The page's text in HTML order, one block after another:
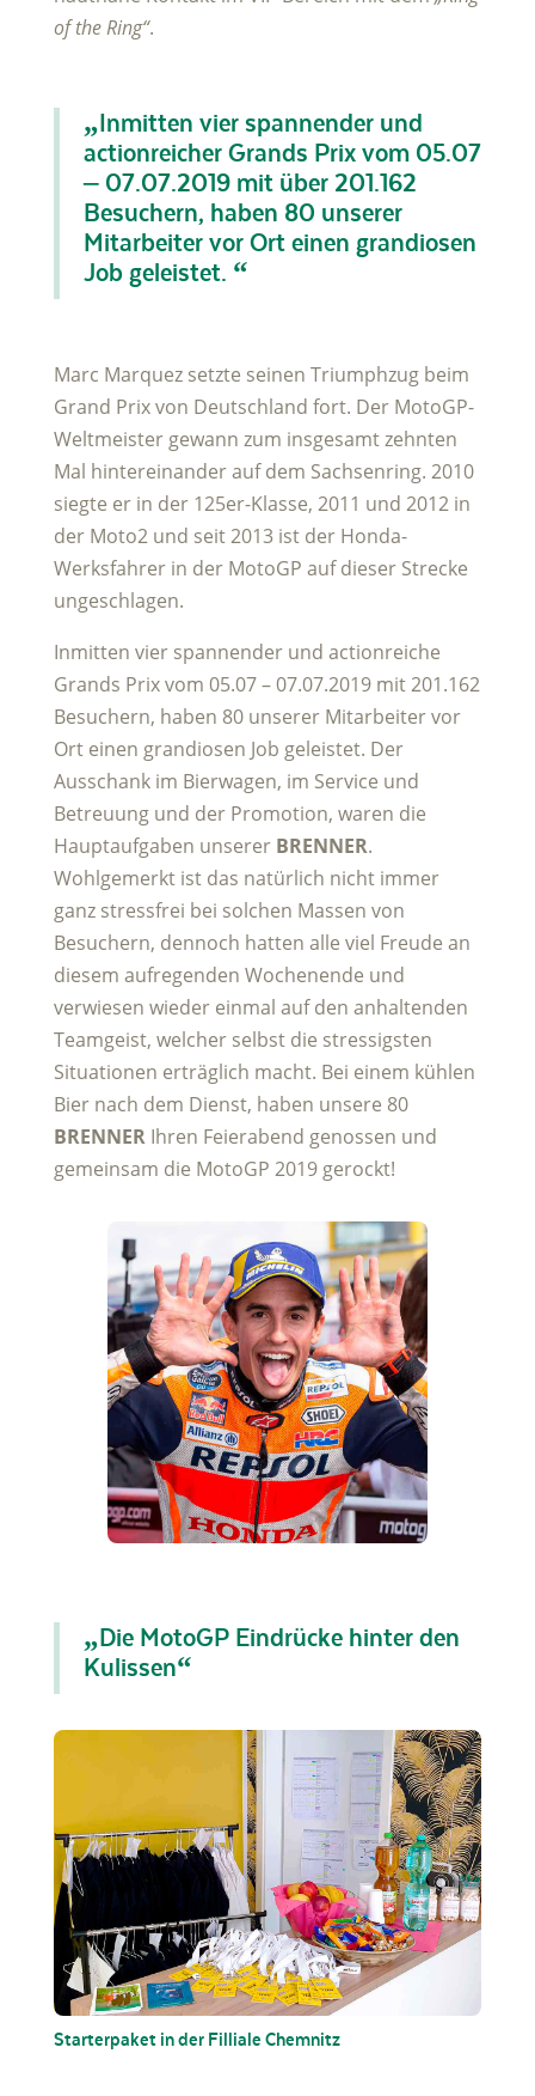
of the Ring“.
„Inmitten vier spannender und
actionreicher Grands Prix vom 05.07
– 07.07.2019 mit über 201.162
Besuchern, haben 80 unserer
Mitarbeiter vor Ort einen grandiosen
Job geleistet. “
Marc Marquez setzte seinen Triumphzug beim
Grand Prix von Deutschland fort. Der MotoGP-
Weltmeister gewann zum insgesamt zehnten
Mal hintereinander auf dem Sachsenring. 2010
siegte er in der 125er-Klasse, 2011 und 2012 in
der Moto2 und seit 2013 ist der Honda-
Werksfahrer in der MotoGP auf dieser Strecke
ungeschlagen.
Inmitten vier spannender und actionreiche
Grands Prix vom 05.07 – 07.07.2019 mit 201.162
Besuchern, haben 80 unserer Mitarbeiter vor
Ort einen grandiosen Job geleistet. Der
Ausschank im Bierwagen, im Service und
Betreuung und der Promotion, waren die
Hauptaufgaben unserer BRENNER.
Wohlgemerkt ist das natürlich nicht immer
ganz stressfrei bei solchen Massen von
Besuchern, dennoch hatten alle viel Freude an
diesem aufregenden Wochenende und
verwiesen wieder einmal auf den anhaltenden
Teamgeist, welcher selbst die stressigsten
Situationen erträglich macht. Bei einem kühlen
Bier nach dem Dienst, haben unsere 80
BRENNERIhren Feierabend genossen und
gemeinsam die MotoGP 2019 gerockt!
„Die MotoGP Eindrücke hinter den
Kulissen“
Starterpaket in der Filliale Chemnitz